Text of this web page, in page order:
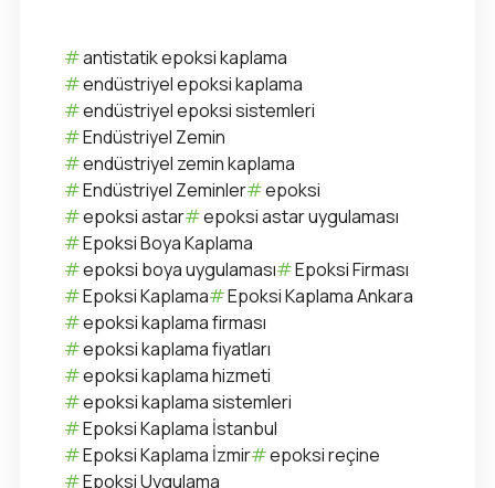
antistatik epoksi kaplama
endüstriyel epoksi kaplama
endüstriyel epoksi sistemleri
Endüstriyel Zemin
endüstriyel zemin kaplama
Endüstriyel Zeminler
epoksi
epoksi astar
epoksi astar uygulaması
Epoksi Boya Kaplama
epoksi boya uygulaması
Epoksi Firması
Epoksi Kaplama
Epoksi Kaplama Ankara
epoksi kaplama firması
epoksi kaplama fiyatları
epoksi kaplama hizmeti
epoksi kaplama sistemleri
Epoksi Kaplama İstanbul
Epoksi Kaplama İzmir
epoksi reçine
Epoksi Uygulama